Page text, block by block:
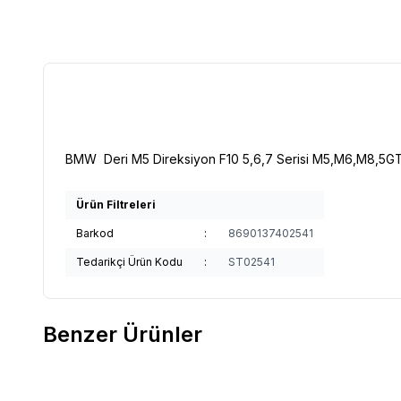
BMW Deri M5 Direksiyon F10 5,6,7 Serisi
Ürün Filtreleri
Barkod : 8690137402541
Tedarikçi Ürün Kodu : ST02541
Benzer Ürünler